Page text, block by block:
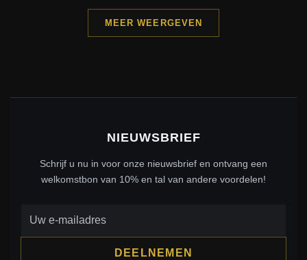
MEER WEERGEVEN
NIEUWSBRIEF
Schrijf u nu in voor onze nieuwsbrief en ontvang een
welkomstbon van 10% en tal van andere voordelen!
DEELNEMEN